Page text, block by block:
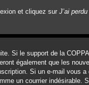
et cliquez sur J’ai
Si le support de la
également que les
Si un e-mail vous
un courrier indésirable.